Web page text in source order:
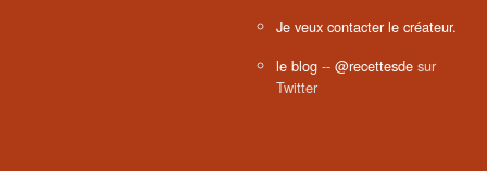
Je veux contacter le créateur.
le blog -- @recettesde sur
Twitter